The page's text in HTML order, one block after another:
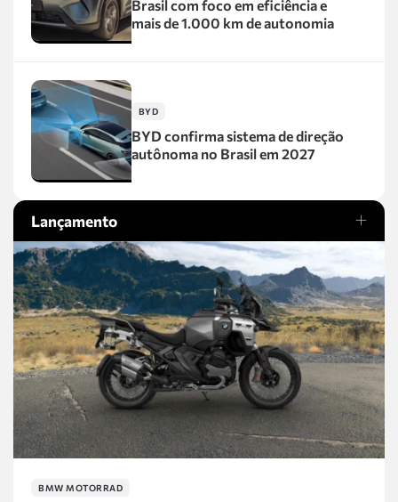
Brasil com foco em eficiência e
mais de 1.000 km de autonomia
BYD
BYD confirma sistema de direção
autônoma no Brasil em 2027
Lançamento
BMW MOTORRAD